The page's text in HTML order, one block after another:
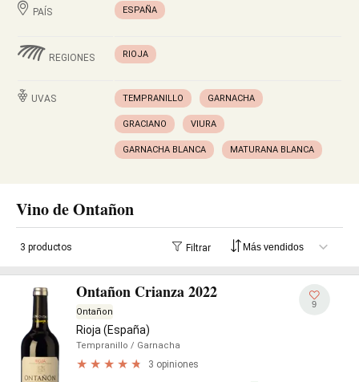
PAÍS ESPAÑA
REGIONES RIOJA
UVAS TEMPRANILLO GARNACHA
GRACIANO VIURA
GARNACHA BLANCA MATURANA BLANCA
Vino de Ontañon
3 productos Filtrar
Ontañon Crianza 2022
Ontañon
Rioja (España)
Tempranillo / Garnacha
3 opiniones
9